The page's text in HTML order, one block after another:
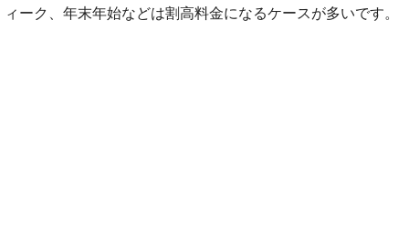
ィーク、年末年始などは割高料金になるケースが多いです。